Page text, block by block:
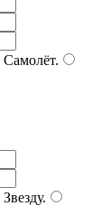
Самолёт.
Звезду.